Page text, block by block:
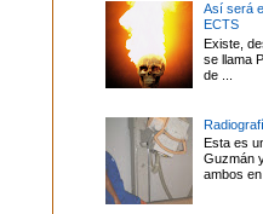
Así será
ECTS
Existe,
se llama
de ...
Esta es
Guzmán
ambos